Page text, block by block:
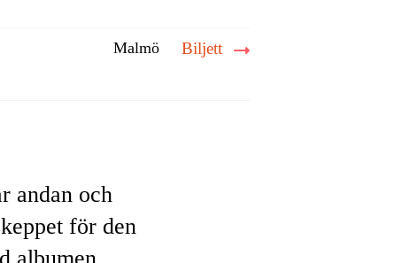
Malmö Biljett
andan och
för den